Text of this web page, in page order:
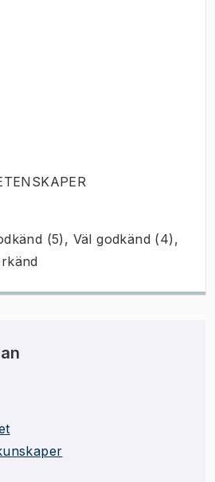
(5), Väl godkänd (4),